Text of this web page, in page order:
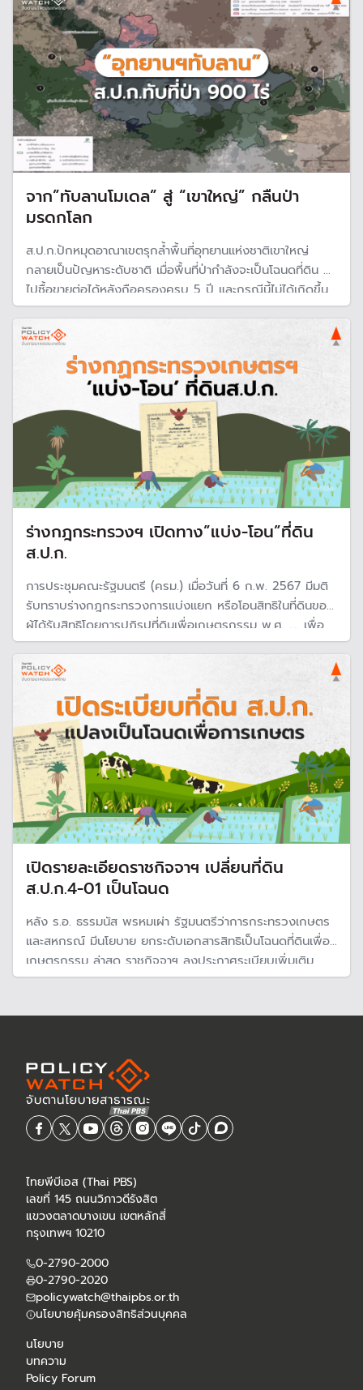
จาก”ทับลานโมเดล” สู่ “เขาใหญ่” กลืนป่า
มรดกโลก
ส.ป.ก.ปักหมุดอาณาเขตรุกล้ำพื้นที่อุทยานแห่งชาติเขาใหญ่
กลายเป็นปัญหาระดับชาติ เมื่อพื้นที่ป่ากำลังจะเป็นโฉนดที่ดิน นำ
ไปซื้อขายต่อได้หลังถือครองครบ 5 ปี และกรณีนี้ไม่ได้เกิดขึ้น
เพียงครั้งแรก แต่เคยเกิดขึ้นมาแล้วบนพื้นที่กว่า 900 ไร่ ใน
อุทยานแห่งชาติทับลาน
ร่างกฎกระทรวงฯ เปิดทาง”แบ่ง-โอน”ที่ดิน
ส.ป.ก.
การประชุมคณะรัฐมนตรี (ครม.) เมื่อวันที่ 6 ก.พ. 2567 มีมติ
รับทราบร่างกฎกระทรวงการแบ่งแยก หรือโอนสิทธิในที่ดินของ
ผู้ได้รับสิทธิโดยการปฏิรูปที่ดินเพื่อเกษตรกรรม พ.ศ. .... เพื่อ
ช่วยเหลือชาวเกษตรกรให้สามารถแบ่งแยกหรือโอนที่ดินเพื่อ
ชำระหนี้ได้
เปิดรายละเอียดราชกิจจาฯ เปลี่ยนที่ดิน
ส.ป.ก.4-01 เป็นโฉนด
หลัง ร.อ. ธรรมนัส พรหมเผ่า รัฐมนตรีว่าการกระทรวงเกษตร
และสหกรณ์ มีนโยบาย ยกระดับเอกสารสิทธิเป็นโฉนดที่ดินเพื่อ
เกษตรกรรม ล่าสุด ราชกิจจาฯ ลงประกาศระเบียบเพิ่มเติม
เปลี่ยนที่ดิน ส.ป.ก. 4-01 เป็น ‘โฉนดเพื่อการเกษตร’ มีผล
ไทยพีบีเอส (Thai PBS)
เลขที่ 145 ถนนวิภาวดีรังสิต
แขวงตลาดบางเขน เขตหลักสี่
กรุงเทพฯ 10210
0-2790-2000
0-2790-2020
policywatch@thaipbs.or.th
นโยบายคุ้มครองสิทธิส่วนบุคคล
นโยบาย
บทความ
Policy Forum